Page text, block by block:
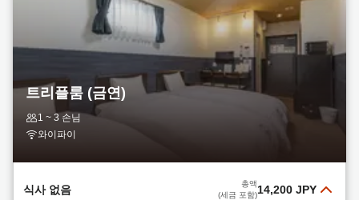
트리플룸 (금연)
1 ~ 3 손님
와이파이
식사 없음
총액
(세금 포함)14,200 JPY